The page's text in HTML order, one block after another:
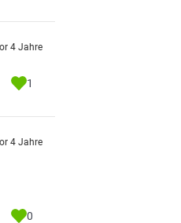
4 Jahre
1
4 Jahre
0